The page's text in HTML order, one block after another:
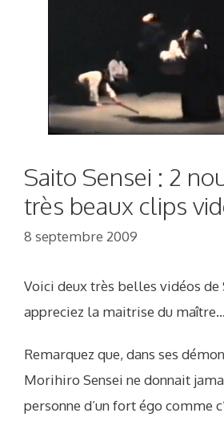
Saito Sensei : 2
très beaux clips
8 septembre 2009
Voici deux très belles vidéos de
appreciez la maitrise du maître…
Remarquez que, dans ses
Morihiro Sensei ne donnait
personne d’un fort égo comme